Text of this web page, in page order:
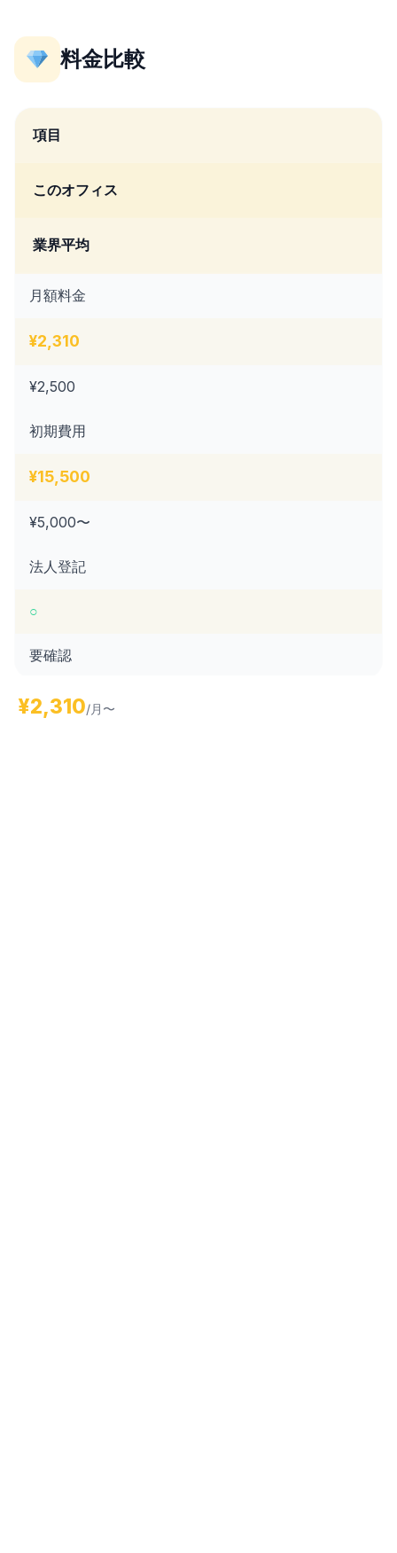
料金比較
項目
このオフィス
業界平均
月額料金
¥2,310
¥2,500
初期費用
¥15,500
¥5,000〜
法人登記
○
要確認
¥2,310/月〜